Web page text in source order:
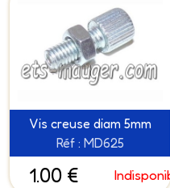
Vis creuse diam 5mm
Réf : MD625
1.00 €